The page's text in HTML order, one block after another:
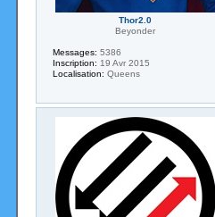
Thor2.0
Beyonder
Messages: 5386
Inscription: 19 Avr 2015
Localisation: Queens